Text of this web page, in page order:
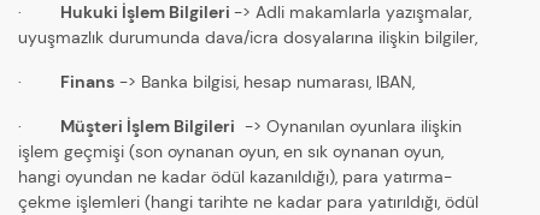
· Hukuki İşlem Bilgileri -> Adli makamlarla yazışmalar,
uyuşmazlık durumunda dava/icra dosyalarına ilişkin bilgiler,
· Finans -> Banka bilgisi, hesap numarası, IBAN,
· Müşteri İşlem Bilgileri -> Oynanılan oyunlara ilişkin
işlem geçmişi (son oynanan oyun, en sık oynanan oyun,
hangi oyundan ne kadar ödül kazanıldığı), para yatırma-
çekme işlemleri (hangi tarihte ne kadar para yatırıldığı, ödül